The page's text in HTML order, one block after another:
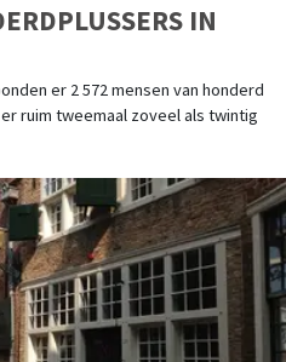
IN
er 2 572 mensen van honderd
ruim tweemaal zoveel als twintig